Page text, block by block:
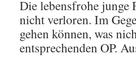
Die lebensfrohe junge
nicht verloren. Im
gehen können, was
entsprechenden OP.